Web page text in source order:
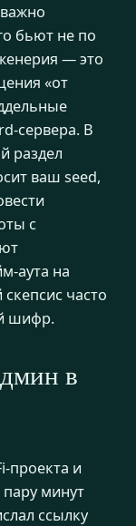
бьют не по
— это
«от
сервера. В
раздел
ваш seed,
с
аута на
часто
шифр.
в
проекта и
пару минут
ссылку